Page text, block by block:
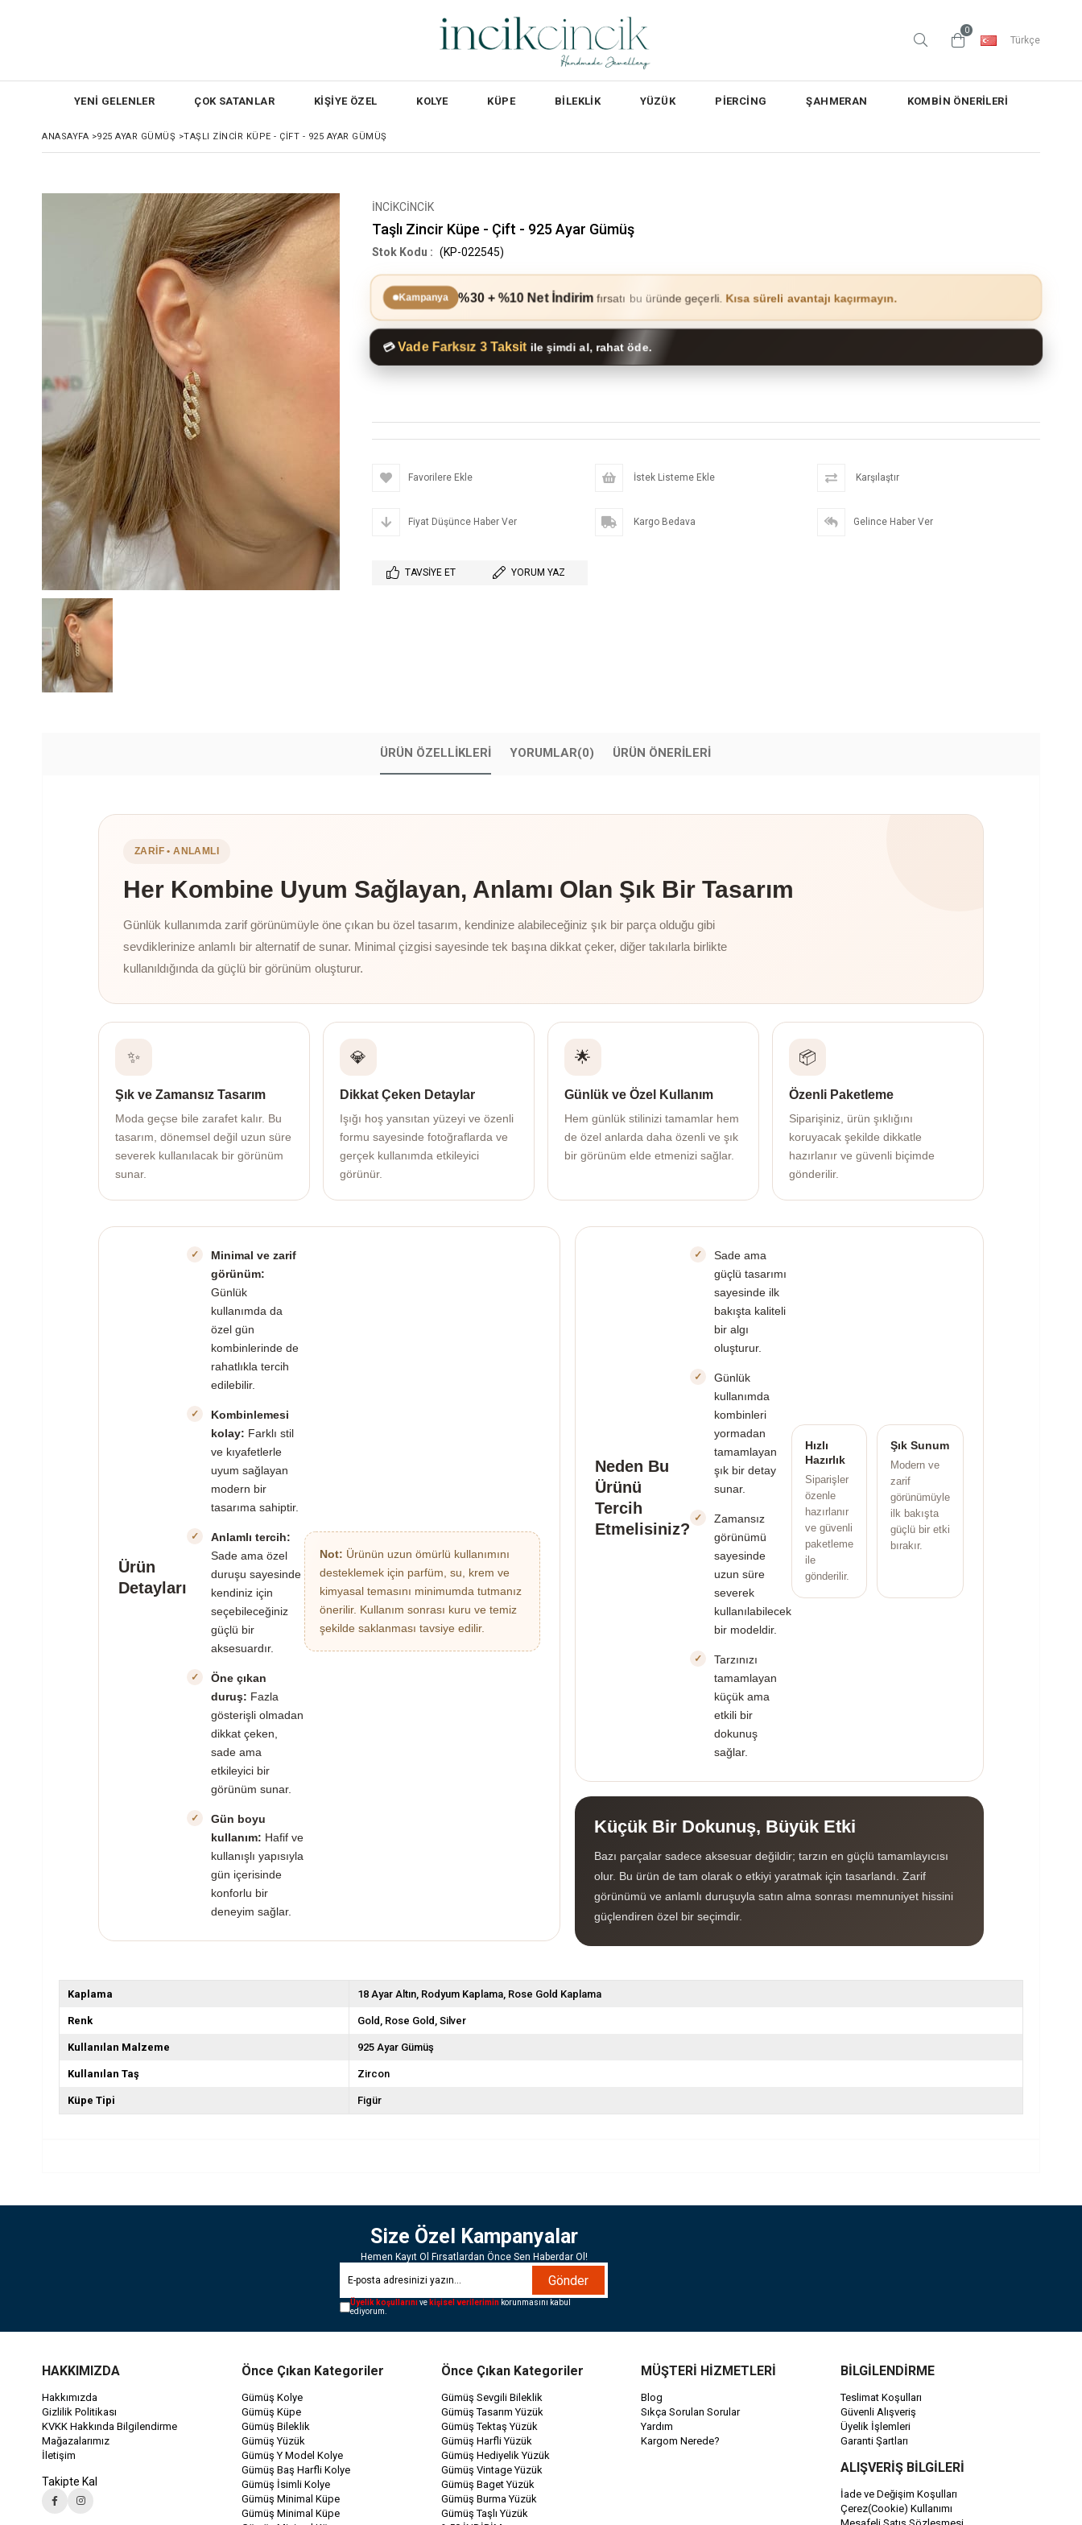
0
Türkçe
YENİ GELENLER ÇOK SATANLAR KİŞİYE ÖZEL KOLYE KÜPE BİLEKLİK YÜZÜK PİERCİNG ŞAHMERAN KOMBİN ÖNERİLERİ
ANASAYFA >925 AYAR GÜMÜŞ >TAŞLI ZINCIR KÜPE - ÇIFT - 925 AYAR GÜMÜŞ
İNCİKCİNCİK
Taşlı Zincir Küpe - Çift - 925 Ayar Gümüş
(KP-022545)
Kampanya %30 + %10 Net İndirim fırsatı bu üründe geçerli. Kısa süreli avantajı kaçırmayın.
💳Vade Farksız 3 Taksit ile şimdi al, rahat öde.
Favorilere Ekle İstek Listeme Ekle Karşılaştır
Fiyat Düşünce Haber Ver Kargo Bedava Gelince Haber Ver
TAVSIYE ET YORUM YAZ
ÜRÜN ÖZELLIKLERI YORUMLAR(0) ÜRÜN ÖNERILERI
ZARIF • ANLAMLI
Her Kombine Uyum Sağlayan, Anlamı Olan Şık Bir Tasarım
Günlük kullanımda zarif görünümüyle öne çıkan bu özel tasarım, kendinize alabileceğiniz şık bir parça olduğu gibi
sevdiklerinize anlamlı bir alternatif de sunar. Minimal çizgisi sayesinde tek başına dikkat çeker, diğer takılarla birlikte
kullanıldığında da güçlü bir görünüm oluşturur.
✨
Şık ve Zamansız Tasarım
Moda geçse bile zarafet kalır. Bu
tasarım, dönemsel değil uzun süre
severek kullanılacak bir görünüm
sunar.
💎
Dikkat Çeken Detaylar
Işığı hoş yansıtan yüzeyi ve özenli
formu sayesinde fotoğraflarda ve
gerçek kullanımda etkileyici
görünür.
🌟
Günlük ve Özel Kullanım
Hem günlük stilinizi tamamlar hem
de özel anlarda daha özenli ve şık
bir görünüm elde etmenizi sağlar.
📦
Özenli Paketleme
Siparişiniz, ürün şıklığını
koruyacak şekilde dikkatle
hazırlanır ve güvenli biçimde
gönderilir.
Ürün
Detayları
Minimal ve zarif
görünüm:
Günlük
kullanımda da
özel gün
kombinlerinde de
rahatlıkla tercih
edilebilir.
Kombinlemesi
kolay: Farklı stil
ve kıyafetlerle
uyum sağlayan
modern bir
tasarıma sahiptir.
Anlamlı tercih:
Sade ama özel
duruşu sayesinde
kendiniz için
seçebileceğiniz
güçlü bir
aksesuardır.
Öne çıkan
duruş: Fazla
gösterişli olmadan
dikkat çeken,
sade ama
etkileyici bir
görünüm sunar.
Gün boyu
kullanım: Hafif ve
kullanışlı yapısıyla
gün içerisinde
konforlu bir
deneyim sağlar.
Not: Ürünün uzun ömürlü kullanımını
desteklemek için parfüm, su, krem ve
kimyasal temasını minimumda tutmanız
önerilir. Kullanım sonrası kuru ve temiz
şekilde saklanması tavsiye edilir.
Neden Bu
Ürünü
Tercih
Etmelisiniz?
Sade ama
güçlü tasarımı
sayesinde ilk
bakışta kaliteli
bir algı
oluşturur.
Günlük
kullanımda
kombinleri
yormadan
tamamlayan
şık bir detay
sunar.
Zamansız
görünümü
sayesinde
uzun süre
severek
kullanılabilecek
bir modeldir.
Tarzınızı
tamamlayan
küçük ama
etkili bir
dokunuş
sağlar.
Hızlı
Hazırlık
Siparişler
özenle
hazırlanır
ve güvenli
paketleme
ile
gönderilir.
Şık Sunum
Modern ve
zarif
görünümüyle
ilk bakışta
güçlü bir etki
bırakır.
Küçük Bir Dokunuş, Büyük Etki
Bazı parçalar sadece aksesuar değildir; tarzın en güçlü tamamlayıcısı
olur. Bu ürün de tam olarak o etkiyi yaratmak için tasarlandı. Zarif
görünümü ve anlamlı duruşuyla satın alma sonrası memnuniyet hissini
güçlendiren özel bir seçimdir.
Kaplama 18 Ayar Altın Rodyum Kaplama Rose Gold Kaplama
Renk Gold Rose Gold Silver
Kullanılan Malzeme 925 Ayar Gümüş
Kullanılan Taş Zircon
Küpe Tipi Figür
Size Özel Kampanyalar
Hemen Kayıt Ol Fırsatlardan Önce Sen Haberdar Ol!
Gönder
Üyelik koşullarınıve kişisel verileriminkorunmasını kabul
ediyorum.
HAKKIMIZDA
Hakkımızda
Gizlilik Politikası
KVKK Hakkında Bilgilendirme
Mağazalarımız
İletişim
Takipte Kal
Önce Çıkan Kategoriler
Gümüş Kolye
Gümüş Küpe
Gümüş Bileklik
Gümüş Yüzük
Gümüş Y Model Kolye
Gümüş Baş Harfli Kolye
Gümüş İsimli Kolye
Gümüş Minimal Küpe
Gümüş Minimal Küpe
Önce Çıkan Kategoriler
Gümüş Sevgili Bileklik
Gümüş Tasarım Yüzük
Gümüş Tektaş Yüzük
Gümüş Harfli Yüzük
Gümüş Hediyelik Yüzük
Gümüş Vintage Yüzük
Gümüş Baget Yüzük
Gümüş Burma Yüzük
Gümüş Taşlı Yüzük
MÜŞTERİ HİZMETLERİ
Blog
Sıkça Sorulan Sorular
Yardım
Kargom Nerede?
BİLGİLENDİRME
Teslimat Koşulları
Güvenli Alışveriş
Üyelik İşlemleri
Garanti Şartları
ALIŞVERİŞ BİLGİLERİ
İade ve Değişim Koşulları
Çerez(Cookie) Kullanımı